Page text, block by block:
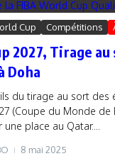
Cup Compétitions
2027, Tirage
Doha
du tirage au sort des
(Coupe du Monde de
place au Qatar....
8 mai 2025